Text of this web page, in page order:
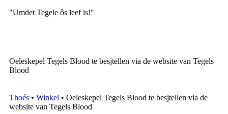
"Umdet Tegele ôs leef is!"
Oeleskepel Tegels Blood te besjtellen via de website van Tegels
Blood
Thoés • Winkel • Oeleskepel Tegels Blood te besjtellen via de
website van Tegels Blood